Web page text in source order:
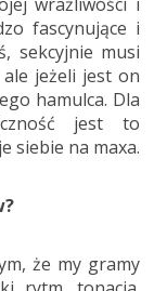
fascynujące i
sekcyjnie musi
jeżeli jest on
hamulca. Dla
jest to
siebie na maxa.
że my gramy